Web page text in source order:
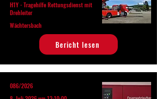
H1Y - Tragehilfe Rettungsdienst mit
Drehleiter
Wächtersbach
Bericht lesen
086/2026